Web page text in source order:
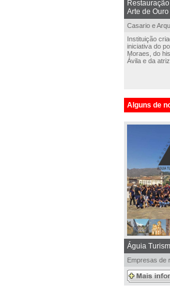
Arte de
Casario e
Instituição
iniciativa do
Moraes, do
Ávila e da atriz
Alguns de
Águia
Empresas de